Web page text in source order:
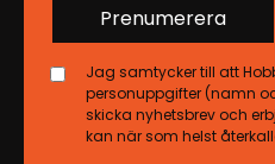
Prenumerera
Jag samtycker till att
personuppgifter (namn
skicka nyhetsbrev och
kan när som helst